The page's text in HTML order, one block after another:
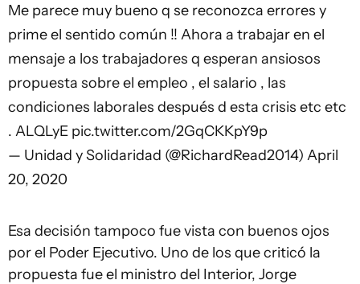
Me parece muy bueno q se reconozca errores y
prime el sentido común !! Ahora a trabajar en el
mensaje a los trabajadores q esperan ansiosos
propuesta sobre el empleo , el salario , las
condiciones laborales después d esta crisis etc etc
. ALQLyE pic.twitter.com/2GqCKKpY9p
— Unidad y Solidaridad (@RichardRead2014) April
20, 2020
Esa decisión tampoco fue vista con buenos ojos
por el Poder Ejecutivo. Uno de los que criticó la
propuesta fue el ministro del Interior, Jorge